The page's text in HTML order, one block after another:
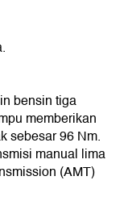
bensin tiga
memberikan
sebesar 96 Nm.
manual lima
(AMT)